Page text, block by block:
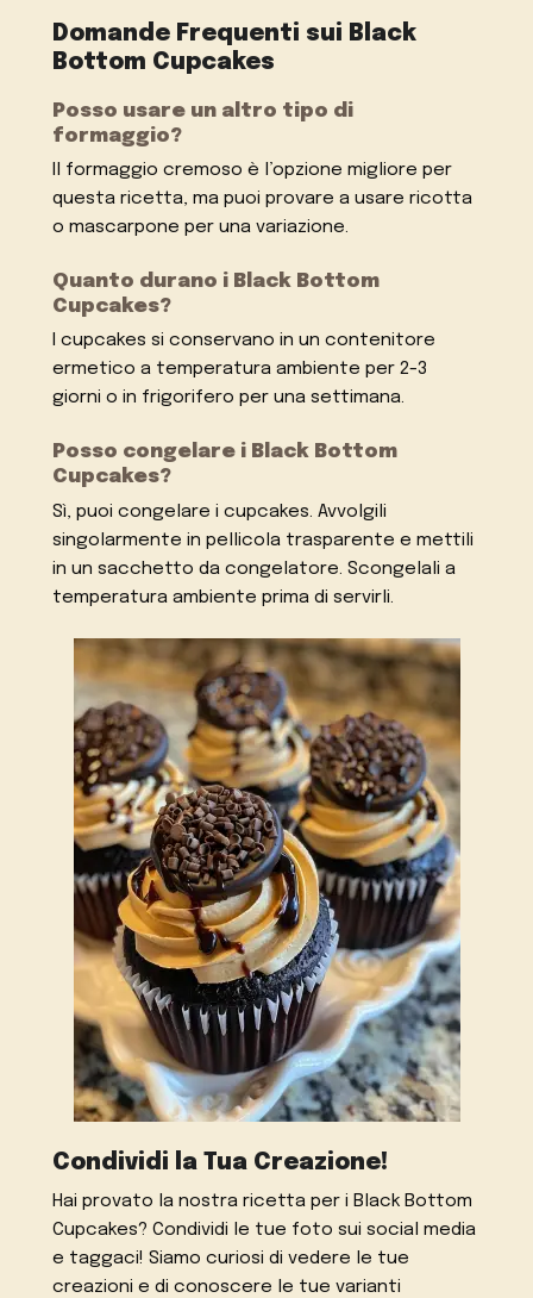
Domande Frequenti sui Black
Bottom Cupcakes
Posso usare un altro tipo di
formaggio?
Il formaggio cremoso è l’opzione migliore per
questa ricetta, ma puoi provare a usare ricotta
o mascarpone per una variazione.
Quanto durano i Black Bottom
Cupcakes?
I cupcakes si conservano in un contenitore
ermetico a temperatura ambiente per 2-3
giorni o in frigorifero per una settimana.
Posso congelare i Black Bottom
Cupcakes?
Sì, puoi congelare i cupcakes. Avvolgili
singolarmente in pellicola trasparente e mettili
in un sacchetto da congelatore. Scongelali a
temperatura ambiente prima di servirli.
Condividi la Tua Creazione!
Hai provato la nostra ricetta per i Black Bottom
Cupcakes? Condividi le tue foto sui social media
e taggaci! Siamo curiosi di vedere le tue
creazioni e di conoscere le tue varianti